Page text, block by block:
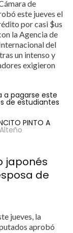
de
este jueves el
por casi $us
la Agencia de
del
un intenso y
exigieron
a pagarse este
de estudiantes
PINTO A
japonés
de
jueves, la
aprobó